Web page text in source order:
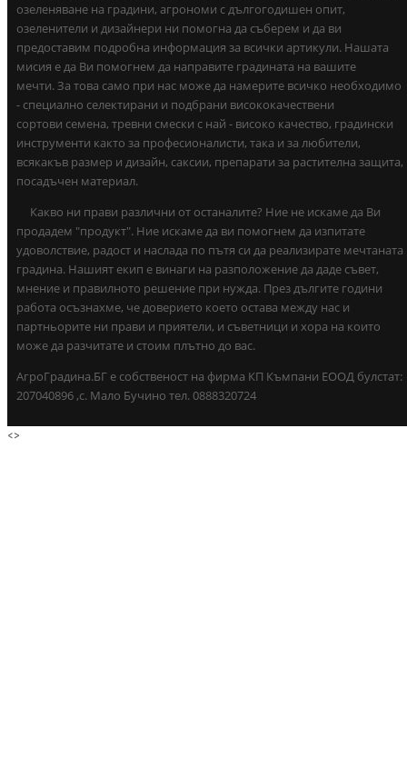
озеленяване на градини, агрономи с дългогодишен опит,
озеленители и дизайнери ни помогна да съберем и да ви
предоставим подробна информация за всички артикули. Нашата
мисия е да Ви помогнем да направите градината на вашите
мечти. За това само при нас може да намерите всичко необходимо
- специално селектирани и подбрани висококачествени
сортови семена, тревни смески с най - високо качество, градински
инструменти както за професионалисти, така и за любители,
всякакъв размер и дизайн, саксии, препарати за растителна защита,
посадъчен материал.
Какво ни прави различни от останалите? Ние не искаме да Ви
продадем "продукт". Ние искаме да ви помогнем да изпитате
удоволствие, радост и наслада по пътя си да реализирате мечтаната
градина. Нашият екип е винаги на разположение да даде съвет,
мнение и правилното решение при нужда. През дългите години
работа осъзнахме, че доверието което остава между нас и
партньорите ни прави и приятели, и съветници и хора на които
може да разчитате и стоим плътно до вас.
АгроГрадина.БГ е собственост на фирма КП Къмпани ЕООД булстат:
207040896 ,с. Мало Бучино тел. 0888320724
<>